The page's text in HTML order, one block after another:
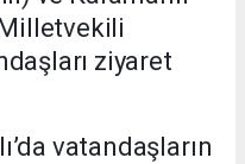
ziyaret
vatandaşların